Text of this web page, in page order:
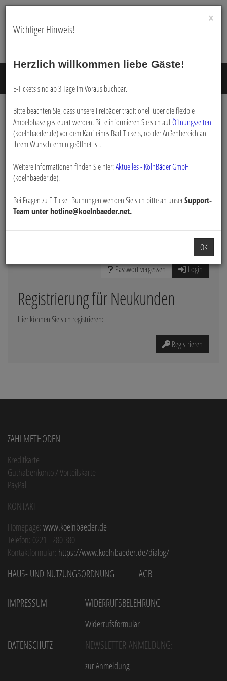
Login
Bitte loggen Sie sich mit dem untenstehenden Formular ein.
E-Mail:*
Passwort:*
Die mit * gekennzeichneten Felder sind Pflichtfelder
Passwort vergessen
Login
Registrierung für Neukunden
Hier können Sie sich registrieren:
Registrieren
Zahlmethoden
Kreditkarte
Guthabenkonto / Vorteilskarte
PayPal
Kontakt
Homepage: www.koelnbaeder.de
Telefon: 0221 - 280 380
Kontaktformular: https://www.koelnbaeder.de/dialog/
Haus- und Nutzungsordnung AGB
Impressum Widerrufsbelehrung
Widerrufsformular
Datenschutz Newsletter-Anmeldung:
zur Anmeldung
×
Wichtiger Hinweis!
Herzlich willkommen liebe Gäste!
E-Tickets sind ab 3 Tage im Voraus buchbar.
Bitte beachten Sie, dass unsere Freibäder traditionell über die flexible
Ampelphase gesteuert werden. Bitte informieren Sie sich aufÖffnungszeiten
(koelnbaeder.de) vor dem Kauf eines Bad-Tickets, ob der Außenbereich an
Ihrem Wunschtermin geöffnet ist.
Weitere Informationen finden Sie hier:Aktuelles - KölnBäder GmbH
(koelnbaeder.de).
Bei Fragen zu E-Ticket-Buchungen wenden Sie sich bitte an unserSupport-
Team unter hotline@koelnbaeder.net.
OK